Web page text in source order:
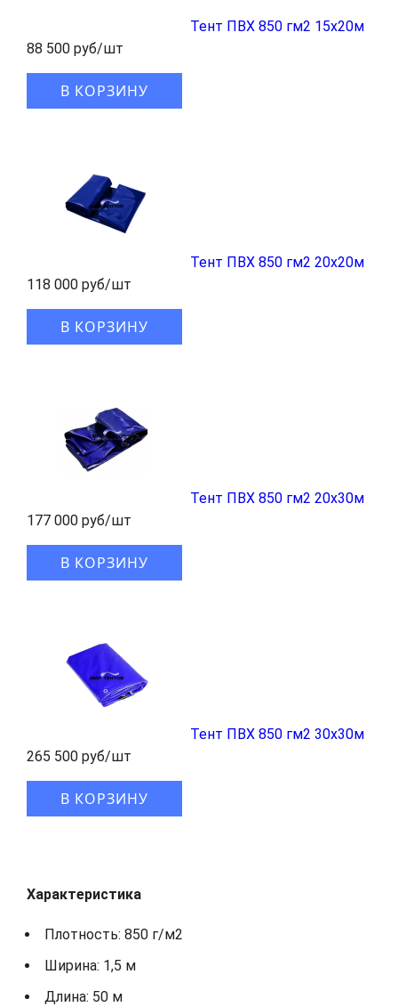
Тент ПВХ 850 гм2 15x20м
88 500 руб/шт
В КОРЗИНУ
Тент ПВХ 850 гм2 20x20м
118 000 руб/шт
В КОРЗИНУ
Тент ПВХ 850 гм2 20x30м
177 000 руб/шт
В КОРЗИНУ
Тент ПВХ 850 гм2 30x30м
265 500 руб/шт
В КОРЗИНУ
Характеристика
Плотность: 850 г/м2
Ширина: 1,5 м
Длина: 50 м